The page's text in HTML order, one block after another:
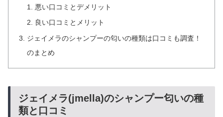
悪い口コミとデメリット
良い口コミとメリット
ジェイメラのシャンプーの匂いの種類は口コミも調査！
のまとめ
ジェイメラ(jmella)のシャンプー匂いの種
類と口コミ